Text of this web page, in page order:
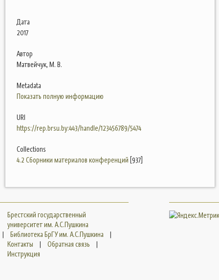
Дата
2017
Автор
Матвейчук, М. В.
Metadata
Показать полную информацию
URI
https://rep.brsu.by:443/handle/123456789/5474
Collections
4.2 Сборники материалов конференций [937]
Брестский государственный
университет им. А.С.Пушкина
|
Библиотека БрГУ им. А.С.Пушкина
|
Контакты
| Обратная связь
|
Инструкция